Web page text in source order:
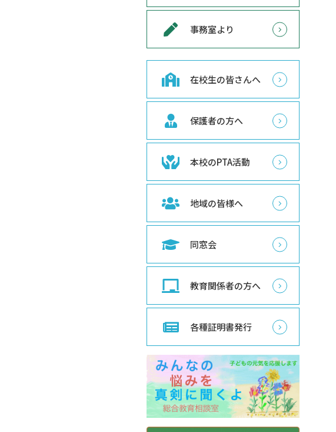
事務室より
在校生の皆さんへ
保護者の方へ
本校のPTA活動
地域の皆様へ
同窓会
教育関係者の方へ
各種証明書発行